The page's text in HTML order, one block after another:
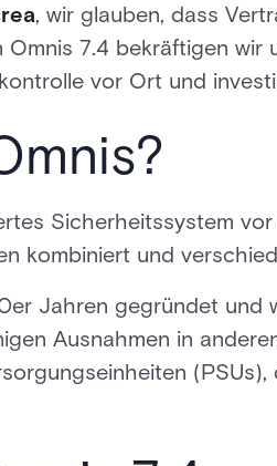
, wir glauben, dass
7.4 bekräftigen wir
vor Ort und
Sicherheitssystem
kombiniert und
Jahren gegründet
Ausnahmen in